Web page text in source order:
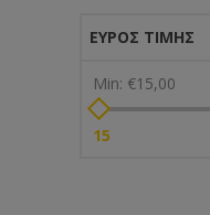
ΕΎΡΟΣ ΤΙΜΉΣ
Min: €15,00
15